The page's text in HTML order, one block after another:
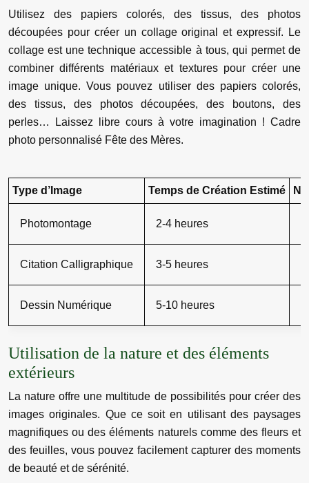
Utilisez des papiers colorés, des tissus, des photos
découpées pour créer un collage original et expressif. Le
collage est une technique accessible à tous, qui permet de
combiner différents matériaux et textures pour créer une
image unique. Vous pouvez utiliser des papiers colorés,
des tissus, des photos découpées, des boutons, des
perles… Laissez libre cours à votre imagination ! Cadre
photo personnalisé Fête des Mères.
Type d’Image Temps de Création Estimé
Photomontage 2-4 heures
Citation Calligraphique 3-5 heures
Dessin Numérique 5-10 heures
Utilisation de la nature et des éléments
extérieurs
La nature offre une multitude de possibilités pour créer des
images originales. Que ce soit en utilisant des paysages
magnifiques ou des éléments naturels comme des fleurs et
des feuilles, vous pouvez facilement capturer des moments
de beauté et de sérénité.